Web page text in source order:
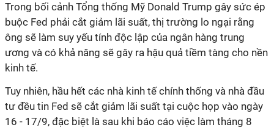
Trong bối cảnh Tổng thống Mỹ Donald Trump gây sức ép
buộc Fed phải cắt giảm lãi suất, thị trường lo ngại rằng
ông sẽ làm suy yếu tính độc lập của ngân hàng trung
ương và có khả năng sẽ gây ra hậu quả tiềm tàng cho nền
kinh tế.
Tuy nhiên, hầu hết các nhà kinh tế chính thống và nhà đầu
tư đều tin Fed sẽ cắt giảm lãi suất tại cuộc họp vào ngày
16 - 17/9, đặc biệt là sau khi báo cáo việc làm tháng 8